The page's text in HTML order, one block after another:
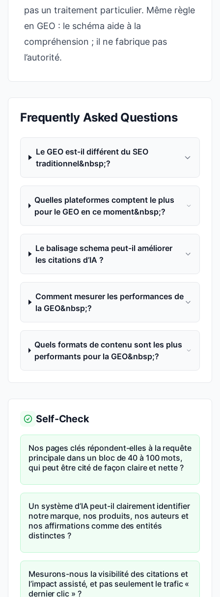
pas un traitement particulier. Même règle
en GEO : le schéma aide à la
compréhension ; il ne fabrique pas
l’autorité.
Frequently Asked Questions
Le GEO est-il différent du SEO
traditionnel&nbsp;?
Quelles plateformes comptent le plus
pour le GEO en ce moment&nbsp;?
Le balisage schema peut-il améliorer
les citations d’IA ?
Comment mesurer les performances de
la GEO&nbsp;?
Quels formats de contenu sont les plus
performants pour la GEO&nbsp;?
Self-Check
Nos pages clés répondent-elles à la requête
principale dans un bloc de 40 à 100 mots,
qui peut être cité de façon claire et nette ?
Un système d’IA peut-il clairement identifier
notre marque, nos produits, nos auteurs et
nos affirmations comme des entités
distinctes ?
Mesurons-nous la visibilité des citations et
l’impact assisté, et pas seulement le trafic «
dernier clic » ?